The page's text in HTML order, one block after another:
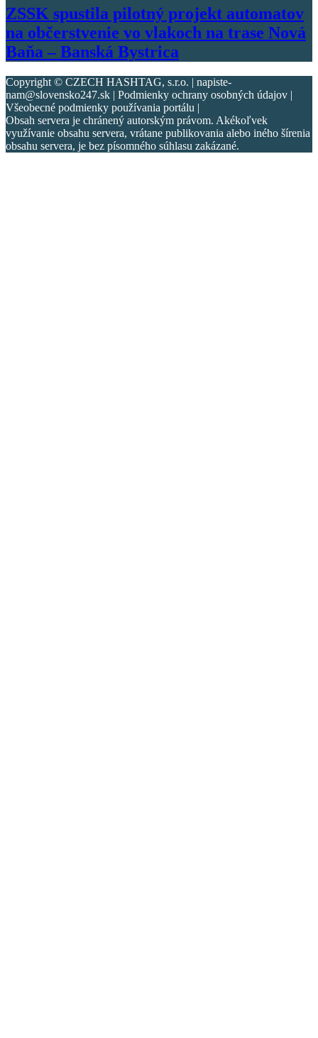
ZSSK spustila pilotný projekt automatov
na občerstvenie vo vlakoch na trase Nová
Baňa – Banská Bystrica
Copyright © CZECH HASHTAG, s.r.o. | napiste-
nam@slovensko247.sk | Podmienky ochrany osobných údajov |
Všeobecné podmienky používania portálu |
Obsah servera je chránený autorským právom. Akékoľvek
využívanie obsahu servera, vrátane publikovania alebo iného šírenia
obsahu servera, je bez písomného súhlasu zakázané.